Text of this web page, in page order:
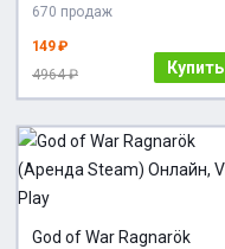
670 продаж
149 ₽
4964 ₽
Купить
God of War Ragnarök